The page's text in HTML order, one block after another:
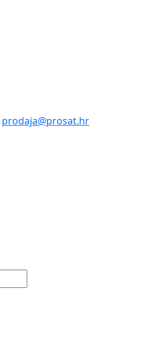
prodaja@prosat.hr